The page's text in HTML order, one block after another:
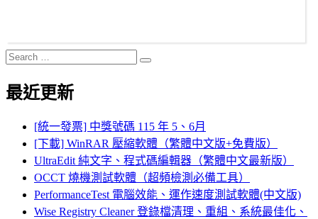
Search
for:
Search
最近更新
[統一發票] 中獎號碼 115 年 5、6月
[下載] WinRAR 壓縮軟體（繁體中文版+免費版）
UltraEdit 純文字、程式碼編輯器（繁體中文最新版）
OCCT 燒機測試軟體（超頻檢測必備工具）
PerformanceTest 電腦效能、運作速度測試軟體(中文版)
Wise Registry Cleaner 登錄檔清理、重組、系統最佳化、